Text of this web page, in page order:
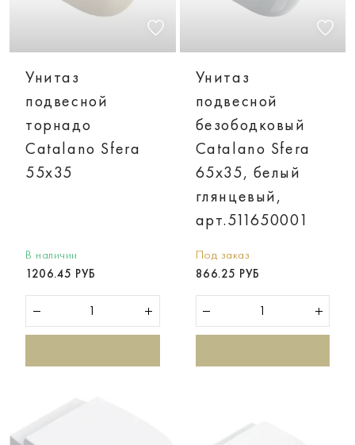
Унитаз
подвесной
торнадо
Catalano Sfera
55x35
В наличии
1206.45 РУБ
Унитаз
подвесной
безободковый
Catalano Sfera
65x35, белый
глянцевый,
арт.511650001
Под заказ
866.25 РУБ